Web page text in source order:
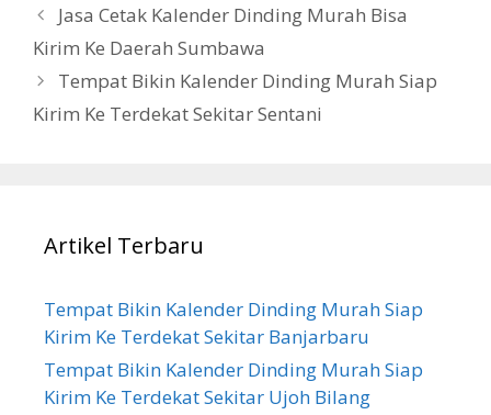
Jasa Cetak Kalender Dinding Murah Bisa
Kirim Ke Daerah Sumbawa
Tempat Bikin Kalender Dinding Murah Siap
Kirim Ke Terdekat Sekitar Sentani
Artikel Terbaru
Tempat Bikin Kalender Dinding Murah Siap
Kirim Ke Terdekat Sekitar Banjarbaru
Tempat Bikin Kalender Dinding Murah Siap
Kirim Ke Terdekat Sekitar Ujoh Bilang